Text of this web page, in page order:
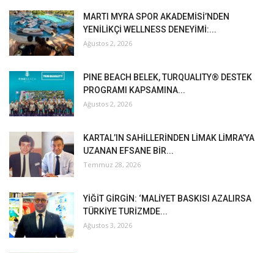
MARTI MYRA SPOR AKADEMİSİ’NDEN
YENİLİKÇİ WELLNESS DENEYİMİ:...
Ağustos 2, 2026
PINE BEACH BELEK, TURQUALITY® DESTEK
PROGRAMI KAPSAMINA...
Ağustos 2, 2026
KARTAL’IN SAHİLLERİNDEN LİMAK LİMRA’YA
UZANAN EFSANE BİR...
Temmuz 28, 2026
YİĞİT GİRGİN: ‘MALİYET BASKISI AZALIRSA
TÜRKİYE TURİZMDE...
Ağustos 3, 2026